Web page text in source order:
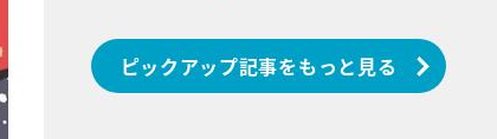
ピックアップ記事をもっと見る